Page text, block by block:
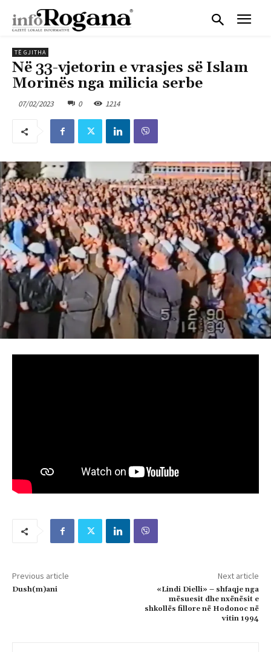
TË GJITHA
Në 33-vjetorin e vrasjes së Islam
Morinës nga milicia serbe
07/02/2023 0 1214
Previous article
Dush(m)ani
Next article
«Lindi Dielli» – shfaqje nga
mësuesit dhe nxënësit e
shkollës fillore në Hodonoc në
vitin 1994